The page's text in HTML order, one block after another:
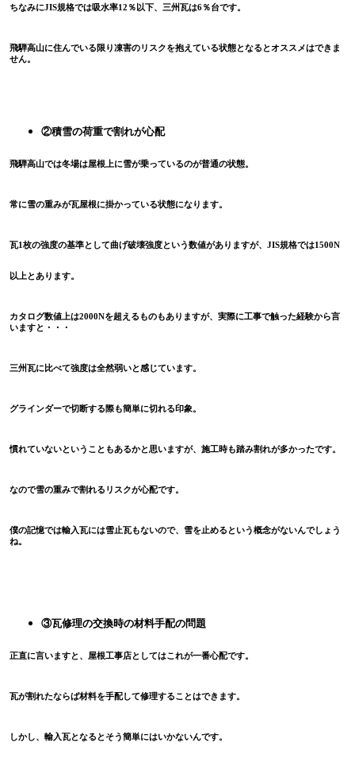
ちなみにJIS規格では吸水率12 ％以下、三州瓦は6％台です。
飛騨高山に住んでいる限り凍害のリスクを抱えている状態となるとオススメはできま
せん。
②積雪の荷重で割れが心配
飛騨高山では冬場は屋根上に雪が乗っているのが普通の状態。
常に雪の重みが瓦屋根に掛かっている状態になります。
瓦1枚の強度の基準として曲げ破壊強度という数値がありますが、 JIS規格では1500N
以上とあります。
カタログ数値上は2000Nを超えるものもありますが、実際に工事で触った経験から言
いますと・・・
三州瓦に比べて強度は全然弱いと感じています。
グラインダーで切断する際も簡単に切れる印象。
慣れていないということもあるかと思いますが、施工時も踏み割れが多かったです。
なので雪の重みで割れるリスクが心配です。
僕の記憶では輸入瓦には雪止瓦もないので、雪を止めるという概念がないんでしょう
ね。
③瓦修理の交換時の材料手配の問題
正直に言いますと、屋根工事店としてはこれが一番心配です。
瓦が割れたならば材料を手配して修理することはできます。
しかし、輸入瓦となるとそう簡単にはいかないんです。